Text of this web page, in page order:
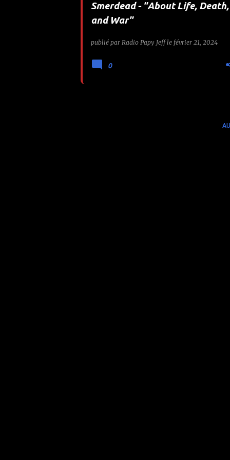
Smerdead - "About Life, Death,
and War"
publié par Radio Papy Jeff le février 21, 2024
0